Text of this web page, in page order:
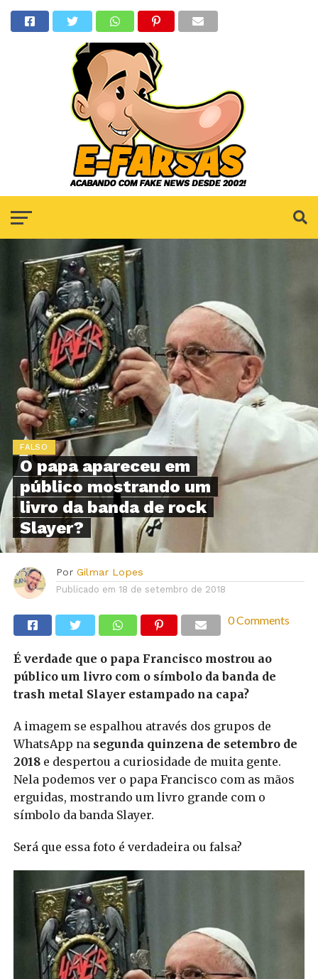
FALSO
O papa apareceu em
público mostrando um
livro da banda de rock
Slayer?
Por Gilmar Lopes
Publicado em 18 de setembro de 2018
0 Comments
É verdade que o papa Francisco mostrou ao
público um livro com o símbolo da banda de
trash metal Slayer estampado na capa?
A imagem se espalhou através dos grupos de
WhatsApp nasegunda quinzena de setembro de
2018e despertou a curiosidade de muita gente.
Nela podemos ver o papa Francisco com as mãos
erguidas, mostrando um livro grande com o
símbolo da banda Slayer.
Será que essa foto é verdadeira ou falsa?